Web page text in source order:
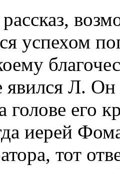
успехом
Л. Он
его
иерей
тот